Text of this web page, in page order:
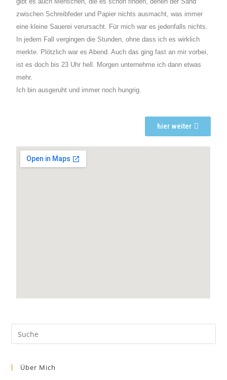
zwischen Schreibfeder und Papier nichts ausmacht, was immer
eine kleine Sauerei verursacht. Für mich war es jedenfalls nichts.
In jedem Fall vergingen die Stunden, ohne dass ich es wirklich
merkte. Plötzlich war es Abend. Auch das ging fast an mir vorbei,
ist es doch bis 23 Uhr hell. Morgen unternehme ich dann etwas
mehr.
Ich bin ausgeruht und immer noch hungrig.
hier weiter
Über Mich